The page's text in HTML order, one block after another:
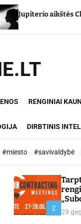
aikštės Chironas –
RENGINIAI
DIRBTINIS
#miesto #savivaldybė
2 29